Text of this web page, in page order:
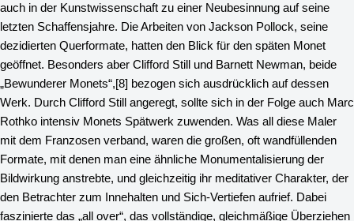
auch in der Kunstwissenschaft zu einer Neubesinnung auf seine
letzten Schaffensjahre. Die Arbeiten von Jackson Pollock, seine
dezidierten Querformate, hatten den Blick für den späten Monet
geöffnet. Besonders aber Clifford Still und Barnett Newman, beide
„Bewunderer Monets“,[8] bezogen sich ausdrücklich auf dessen
Werk. Durch Clifford Still angeregt, sollte sich in der Folge auch Marc
Rothko intensiv Monets Spätwerk zuwenden. Was all diese Maler
mit dem Franzosen verband, waren die großen, oft wandfüllenden
Formate, mit denen man eine ähnliche Monumentalisierung der
Bildwirkung anstrebte, und gleichzeitig ihr meditativer Charakter, der
den Betrachter zum Innehalten und Sich-Vertiefen aufrief. Dabei
faszinierte das „all over“, das vollständige, gleichmäßige Überziehen